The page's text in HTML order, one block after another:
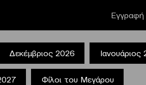
Εγγραφή
Δεκέμβριος 2026 Ιανουάριος
Φίλοι του Μεγάρου